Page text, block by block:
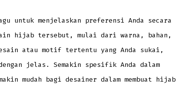
untuk menjelaskan preferensi Anda secara
hijab tersebut, mulai dari warna, bahan,
atau motif tertentu yang Anda sukai,
jelas. Semakin spesifik Anda dalam
mudah bagi desainer dalam membuat hijab